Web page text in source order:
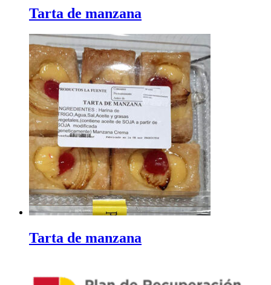
Tarta de manzana
Tarta de manzana